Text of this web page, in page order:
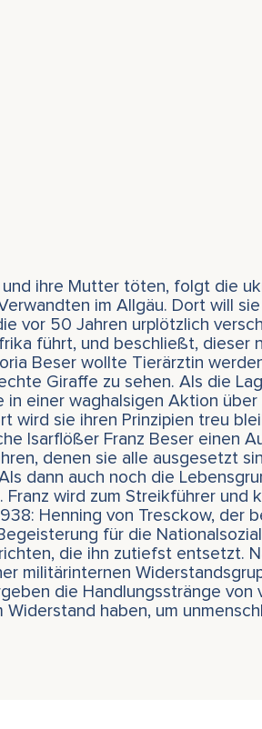
ihre Mutter töten, folgt die
im Allgäu. Dort will
vor 50 Jahren urplötzlich
führt, und beschließt, dieser
Beser wollte Tierärztin
Giraffe zu sehen. Als die
einer waghalsigen Aktion
wird sie ihren Prinzipien treu
Isarflößer Franz Beser einen
denen sie alle ausgesetzt
dann auch noch die
Franz wird zum Streikführer und
Henning von Tresckow, der
für die
die ihn zutiefst entsetzt.
militärinternen
die Handlungsstränge
haben, um